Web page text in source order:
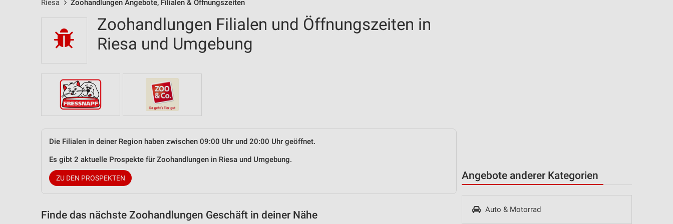
Riesa Zoohandlungen Angebote, Filialen & Öffnungszeiten
Angebote anderer Kategorien
Auto & Motorrad
Zoohandlungen Filialen und Öffnungszeiten in
Riesa und Umgebung
Die Filialen in deiner Region haben zwischen 09:00 Uhr und 20:00 Uhr geöffnet.
Es gibt 2 aktuelle Prospekte für Zoohandlungen in Riesa und Umgebung.
ZU DEN PROSPEKTEN
Finde das nächste Zoohandlungen Geschäft in deiner Nähe